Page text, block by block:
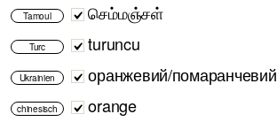
Tamoul செம்மஞ்சள்
Turc turuncu
Ukrainien оранжевий/помаранчевий
chinesisch orange